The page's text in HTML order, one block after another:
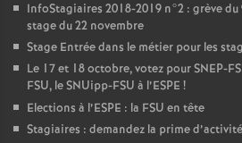
InfoStagiaires 2018-2019 n°2 : grève
stage du 22 novembre
Stage Entrée dans le métier pour les
Le 17 et 18 octobre, votez pourSNEP-
FSU, le SNUipp-FSU à l’ESPE !
Elections à l’ESPE : la FSU en tête
Stagiaires : demandez la prime d’activité